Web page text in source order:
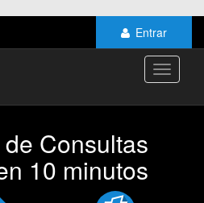
Entrar
Toggle
Consultas
10 minutos